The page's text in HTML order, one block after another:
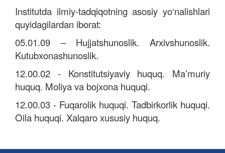
Institutda ilmiy-tadqiqotning asosiy yo‘nalishlari
quyidagilardan iborat:
05.01.09 – Hujjatshunoslik. Arxivshunoslik.
Kutubxonashunoslik.
12.00.02 - Konstitutsiyaviy huquq. Ma’muriy
huquq. Moliya va bojxona huquqi.
12.00.03 - Fuqarolik huquqi. Tadbirkorlik huquqi.
Oila huquqi. Xalqaro xususiy huquq.